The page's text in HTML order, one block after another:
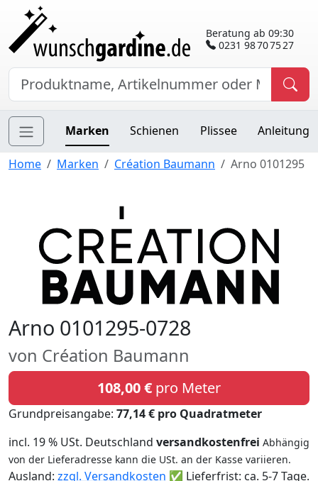
Beratung ab 09:30
0231 98 70 75 27
Marken Schienen Plissee Anleitung
Home Marken Création Baumann Arno 0101295
Arno 0101295-0728
von Création Baumann
108,00 € pro Meter
Grundpreisangabe: 77,14 € pro Quadratmeter
incl. 19 % USt. Deutschland versandkostenfrei Abhängig
von der Lieferadresse kann die USt. an der Kasse variieren.
Ausland: zzgl. Versandkosten ✅ Lieferfrist: ca. 5-7 Tage.